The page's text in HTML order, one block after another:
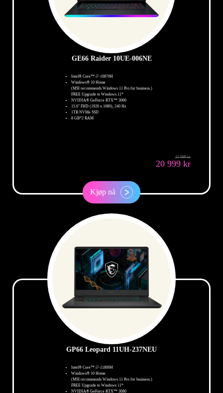
GE66 Raider 10UE-006NE
Intel® Core™ i7-10870H
Windows® 10 Home
(MSI recommends Windows 11 Pro for business.)
FREE Upgrade to Windows 11*
NVIDIA® GeForce RTX™ 3060
15.6" FHD (1920 x 1080), 240 Hz
1TB NVMe SSD
8 GB*2 RAM
21 999 kr
20 999 kr
Kjøp nå
GP66 Leopard 11UH-237NEU
Intel® Core™ i7-11800H
Windows® 10 Home
(MSI recommends Windows 11 Pro for business.)
FREE Upgrade to Windows 11*
NVIDIA® GeForce RTX™ 3080